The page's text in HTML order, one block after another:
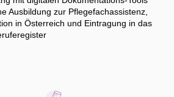
Ausbildung zur Pflegefachassistenz,
in Österreich und Eintragung in das